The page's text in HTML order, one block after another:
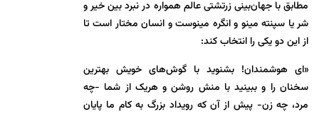
مطابق با جهان‌بینی زرتشتی عالم همواره در نبرد بین خیر و
شر یا سپنته مینو و انگره مینوست و انسان مختار است تا
از این دو یکی را انتخاب کند:
«ای هوشمندان! بشنوید با گوش‌های خویش بهترین
سخنان را و ببینید با منش روشن و هریک از شما -چه
مرد، چه زن- پیش از آن که رویداد بزرگ به کام ما پایان